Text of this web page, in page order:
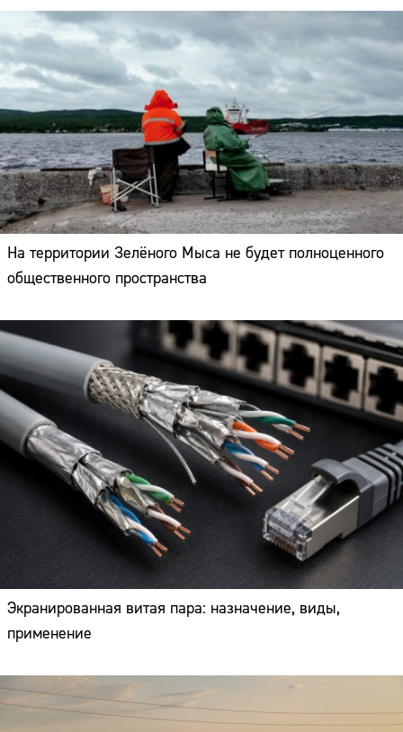
На территории Зелёного Мыса не будет полноценного
общественного пространства
Экранированная витая пара: назначение, виды,
применение